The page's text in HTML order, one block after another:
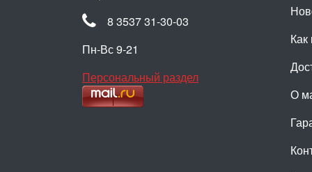
Как
О
8 3537 31-30-03
Пн-Вс 9-21
Персональный раздел